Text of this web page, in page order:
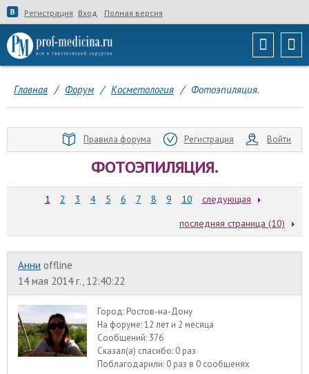
Регистрация Вход Полная версия
Главная / Форум / Косметология / Фотоэпиляция.
Правила форума Регистрация Войти
ФОТОЭПИЛЯЦИЯ.
1 2 3 4 5 6 7 8 9 10
следующая
последняя страница (10)
Анни offline
14 мая 2014 г., 12:40:22
Город: Ростов-на-Дону
На форуме:12 лет и 2 месяца
Сообщений: 376
Сказал(а) спасибо: 0 раз
Поблагодарили: 0 раз в 0 сообщенях